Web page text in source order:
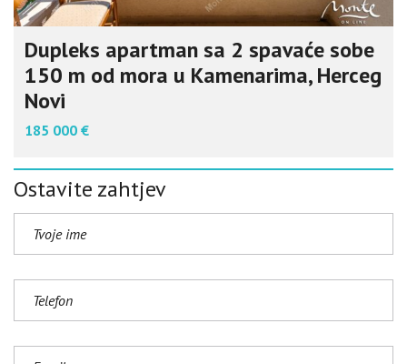
Dupleks apartman sa 2 spavaće sobe
150 m od mora u Kamenarima, Herceg
Novi
185 000 €
Ostavite zahtjev